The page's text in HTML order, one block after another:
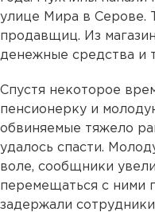
улице Мира в Серове.
продавщиц. Из
денежные средства и
Спустя некоторое
пенсионерку и
обвиняемые тяжело
удалось спасти.
воле, сообщники
перемещаться с ними
задержали